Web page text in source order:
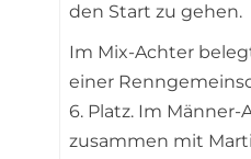
den Start zu gehen.
Im Mix-Achter
einer
6. Platz. Im Männer-
zusammen mit